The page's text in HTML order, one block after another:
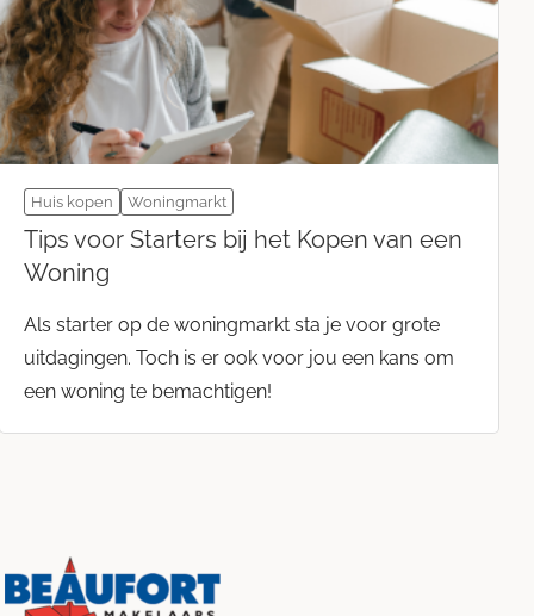
Huis kopen Woningmarkt
Tips voor Starters bij het Kopen van een
Woning
Als starter op de woningmarkt sta je voor grote
uitdagingen. Toch is er ook voor jou een kans om
een woning te bemachtigen!